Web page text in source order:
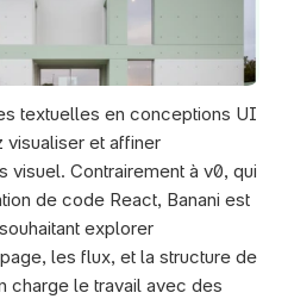
textuelles en conceptions UI
et affiner
visuel. Contrairement à v0, qui
de code React, Banani est
explorer
les flux, et la structure de
le travail avec des